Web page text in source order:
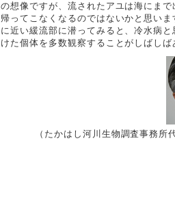
の想像ですが、流されたアユは海にまで
帰ってこなくなるのではないかと思いま
に近い緩流部に潜ってみると、冷水病
けた個体を多数観察することがしばしば
（たかはし河川生物調査事務所